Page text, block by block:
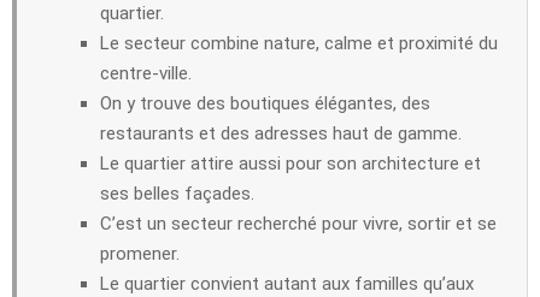
quartier.
Le secteur combine nature, calme et proximité du
centre-ville.
On y trouve des boutiques élégantes, des
restaurants et des adresses haut de gamme.
Le quartier attire aussi pour son architecture et
ses belles façades.
C’est un secteur recherché pour vivre, sortir et se
promener.
Le quartier convient autant aux familles qu’aux